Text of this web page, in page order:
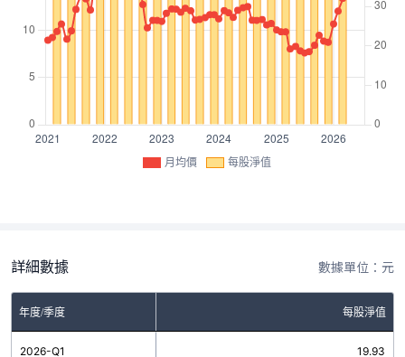
月均價 每股淨值
詳細數據 數據單位：元
年度/季度 每股淨值
2026-Q1 19.93